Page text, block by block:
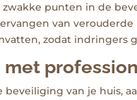
punten in de
van
zodat indringers
van je huis,